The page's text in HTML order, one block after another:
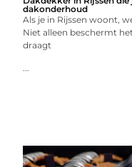
dakonderhoud
Als je in Rijssen woont,
Niet alleen beschermt
draagt
...